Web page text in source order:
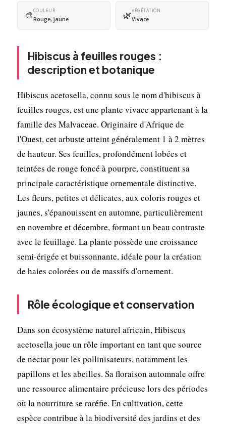
🎨COULEUR
Rouge, jaune 🌿VÉGÉTATION
Vivace
Hibiscus à feuilles rouges :
description et botanique
Hibiscus acetosella, connu sous le nom d'hibiscus à
feuilles rouges, est une plante vivace appartenant à la
famille des Malvaceae. Originaire d'Afrique de
l'Ouest, cet arbuste atteint généralement 1 à 2 mètres
de hauteur. Ses feuilles, profondément lobées et
teintées de rouge foncé à pourpre, constituent sa
principale caractéristique ornementale distinctive.
Les fleurs, petites et délicates, aux coloris rouges et
jaunes, s'épanouissent en automne, particulièrement
en novembre et décembre, formant un beau contraste
avec le feuillage. La plante possède une croissance
semi-érigée et buissonnante, idéale pour la création
de haies colorées ou de massifs d'ornement.
Rôle écologique et conservation
Dans son écosystème naturel africain, Hibiscus
acetosella joue un rôle important en tant que source
de nectar pour les pollinisateurs, notamment les
papillons et les abeilles. Sa floraison automnale offre
une ressource alimentaire précieuse lors des périodes
où la nourriture se raréfie. En cultivation, cette
espèce contribue à la biodiversité des jardins et des